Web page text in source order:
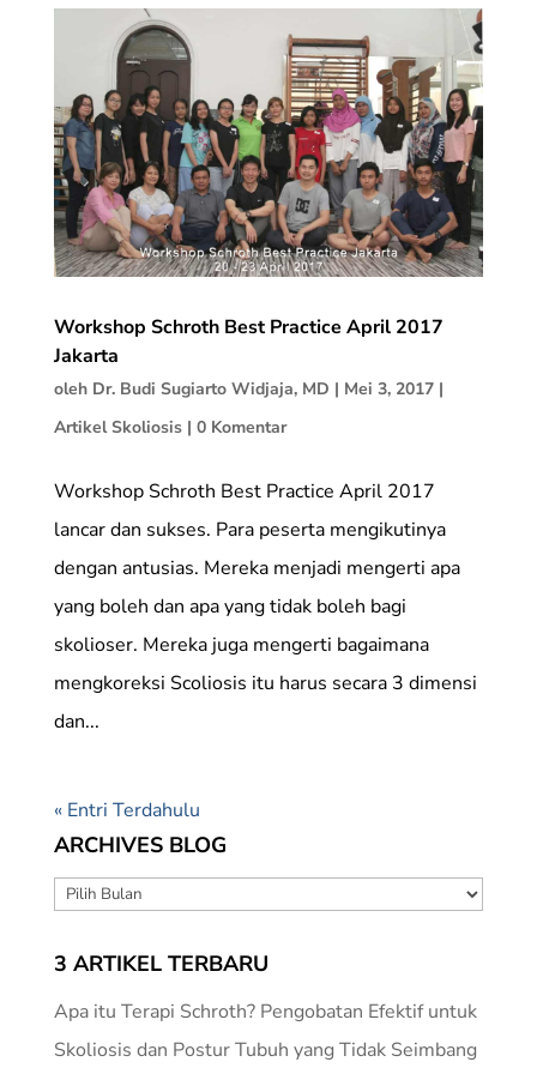
Workshop Schroth Best Practice April 2017
Jakarta
oleh Dr. Budi Sugiarto Widjaja, MD | Mei 3, 2017|
Artikel Skoliosis| 0 Komentar
Workshop Schroth Best Practice April 2017
lancar dan sukses. Para peserta mengikutinya
dengan antusias. Mereka menjadi mengerti apa
yang boleh dan apa yang tidak boleh bagi
skolioser. Mereka juga mengerti bagaimana
mengkoreksi Scoliosis itu harus secara 3 dimensi
dan...
« Entri Terdahulu
ARCHIVES BLOG
ARCHIVES
3 ARTIKEL TERBARU
Apa itu Terapi Schroth? Pengobatan Efektif untuk
Skoliosis dan Postur Tubuh yang Tidak Seimbang